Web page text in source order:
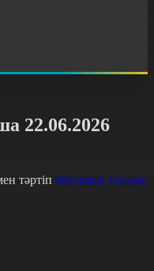
22.06.2026
тәртіп Фильтрді тазалау